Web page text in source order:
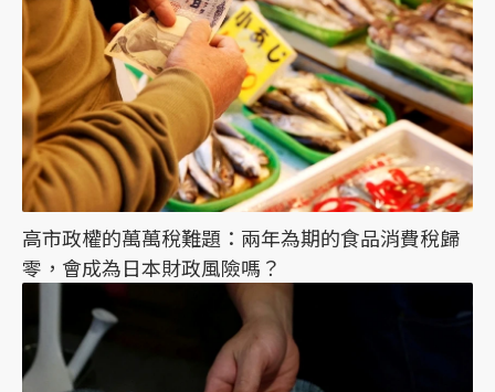
高市政權的萬萬稅難題：兩年為期的食品消費稅歸
零，會成為日本財政風險嗎？